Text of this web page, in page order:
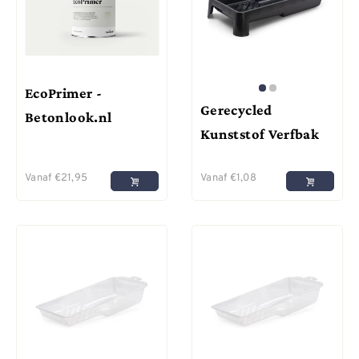
EcoPrimer -
Betonlook.nl
Vanaf €21,95
Gerecycled
Kunststof Verfbak
Vanaf €1,08